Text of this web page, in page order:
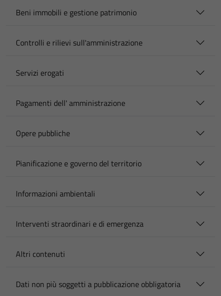
Beni immobili e gestione patrimonio
Controlli e rilievi sull'amministrazione
Servizi erogati
Pagamenti dell' amministrazione
Opere pubbliche
Pianificazione e governo del territorio
Informazioni ambientali
Interventi straordinari e di emergenza
Altri contenuti
Dati non più soggetti a pubblicazione obbligatoria